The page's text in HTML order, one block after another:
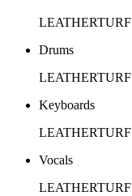
LEATHERTURF
Drums
LEATHERTURF
Keyboards
LEATHERTURF
Vocals
LEATHERTURF